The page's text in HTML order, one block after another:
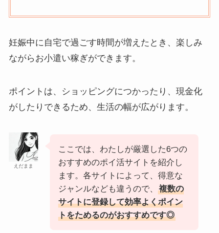
妊娠中に自宅で過ごす時間が増えたとき、楽しみ
ながらお小遣い稼ぎができます。
ポイントは、ショッピングにつかったり、現金化
がしたりできるため、生活の幅が広がります。
えだまま
ここでは、わたしが厳選した6つの
おすすめのポイ活サイトを紹介し
ます。各サイトによって、得意な
ジャンルなども違うので、
複数の
サイトに登録して効率よくポイン
トをためるのがおすすめです◎